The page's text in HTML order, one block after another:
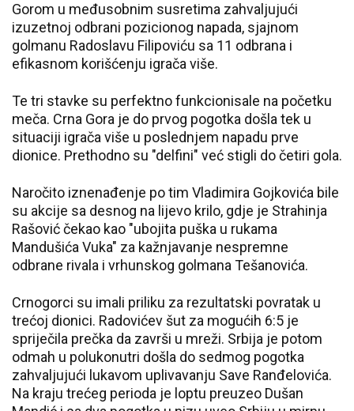
Gorom u međusobnim susretima zahvaljujući
izuzetnoj odbrani pozicionog napada, sjajnom
golmanu Radoslavu Filipoviću sa 11 odbrana i
efikasnom korišćenju igrača više.
Te tri stavke su perfektno funkcionisale na početku
meča. Crna Gora je do prvog pogotka došla tek u
situaciji igrača više u poslednjem napadu prve
dionice. Prethodno su "delfini" već stigli do četiri gola.
Naročito iznenađenje po tim Vladimira Gojkovića bile
su akcije sa desnog na lijevo krilo, gdje je Strahinja
Rašović čekao kao "ubojita puška u rukama
Mandušića Vuka" za kažnjavanje nespremne
odbrane rivala i vrhunskog golmana Tešanovića.
Crnogorci su imali priliku za rezultatski povratak u
trećoj dionici. Radovićev šut za mogućih 6:5 je
spriječila prečka da završi u mreži. Srbija je potom
odmah u polukonutri došla do sedmog pogotka
zahvaljujući lukavom uplivavanju Save Ranđelovića.
Na kraju trećeg perioda je loptu preuzeo Dušan